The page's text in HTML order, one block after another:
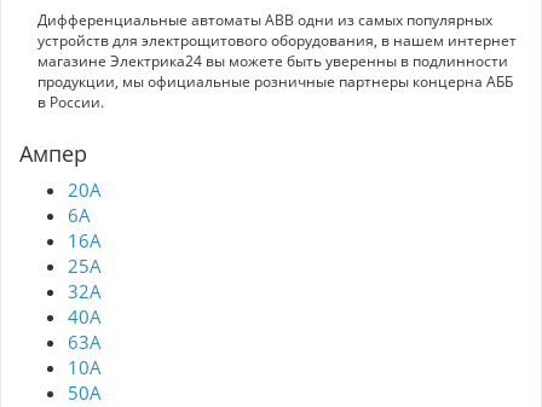
Дифференциальные автоматы ABB одни из самых популярных
устройств для электрощитового оборудования, в нашем интернет
магазине Электрика24 вы можете быть уверенны в подлинности
продукции, мы официальные розничные партнеры концерна АББ
в России.
Ампер
20A
6A
16A
25A
32A
40A
63A
10A
50A